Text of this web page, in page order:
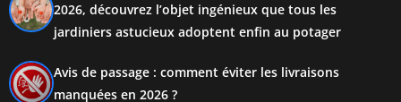
2026, découvrez l’objet ingénieux que tous les
jardiniers astucieux adoptent enfin au potager
Avis de passage : comment éviter les livraisons
manquées en 2026 ?